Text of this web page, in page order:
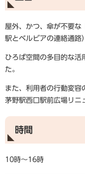
屋外、かつ、傘が不要な
駅とベルビアの連絡通路
ひろば空間の多目的な活
た。
また、利用者の行動変容
茅野駅西口駅前広場リニ
時間
10時～16時